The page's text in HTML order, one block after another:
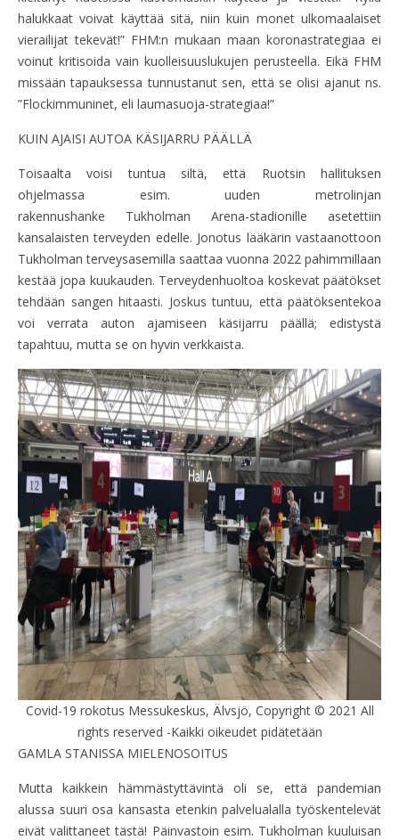
halukkaat voivat käyttää sitä, niin kuin monet ulkomaalaiset
vierailijat tekevät!” FHM:n mukaan maan koronastrategiaa ei
voinut kritisoida vain kuolleisuuslukujen perusteella. Eikä FHM
missään tapauksessa tunnustanut sen, että se olisi ajanut ns.
”Flockimmuninet, eli laumasuoja-strategiaa!”
KUIN AJAISI AUTOA KÄSIJARRU PÄÄLLÄ
Toisaalta voisi tuntua siltä, että Ruotsin hallituksen
ohjelmassa esim. uuden metrolinjan
rakennushanke Tukholman Arena-stadionille asetettiin
kansalaisten terveyden edelle. Jonotus lääkärin vastaanottoon
Tukholman terveysasemilla saattaa vuonna 2022 pahimmillaan
kestää jopa kuukauden. Terveydenhuoltoa koskevat päätökset
tehdään sangen hitaasti. Joskus tuntuu, ​​että päätöksentekoa
voi verrata auton ajamiseen käsijarru päällä; edistystä
tapahtuu, mutta se on hyvin verkkaista.
Covid-19 rokotus Messukeskus, Älvsjö, Copyright © 2021 All
rights reserved -Kaikki oikeudet pidätetään
GAMLA STANISSA MIELENOSOITUS
Mutta kaikkein hämmästyttävintä oli se, että pandemian
alussa suuri osa kansasta etenkin palvelualalla työskentelevät
eivät valittaneet tästä! Päinvastoin esim. Tukholman kuuluisan